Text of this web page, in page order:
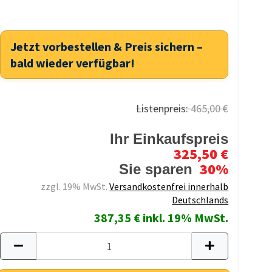
Jetzt vorbestellen & Preis sichern –
bald wieder verfügbar!
Listenpreis:465,00 €
Ihr Einkaufspreis
325,50 €
Sie sparen 30%
zzgl. 19% MwSt.Versandkostenfrei innerhalb
Deutschlands
387,35 € inkl. 19% MwSt.